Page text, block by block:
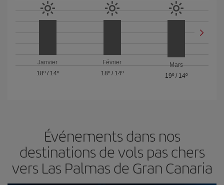
Janvier
18º/ 14º
Février
18º/ 14º
Mars
19º / 14º
Événements dans nos
destinations de vols pas chers
vers Las Palmas de Gran Canaria